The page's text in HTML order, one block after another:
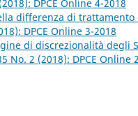
DPCE Online 4-2018
differenza di
DPCE Online 3-2018
di discrezionalità degli
No. 2 (2018): DPCE Online